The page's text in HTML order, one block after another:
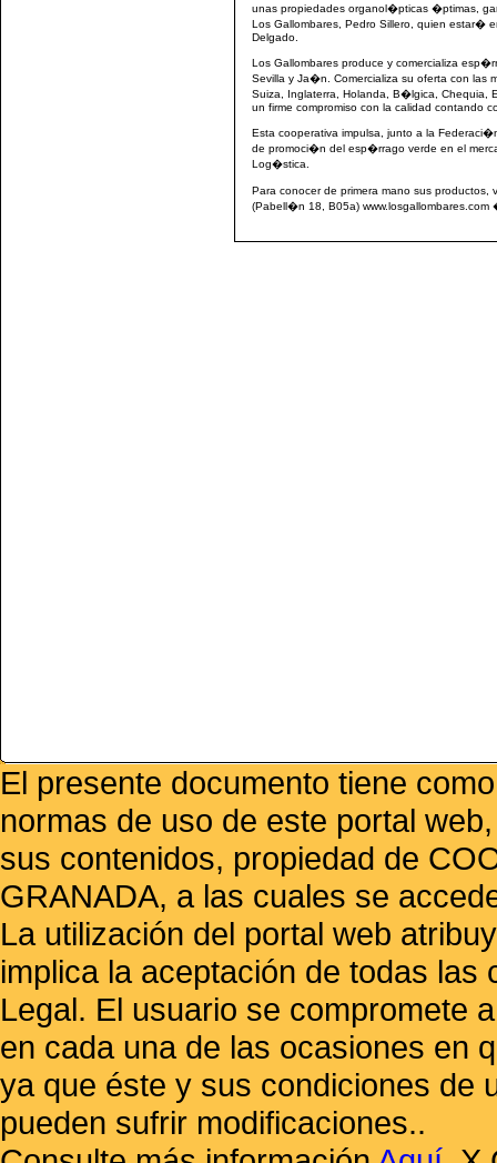
unas propiedades organol�pticas �ptimas,
Los Gallombares, Pedro Sillero, quien estar�
Delgado.
Los Gallombares produce y comercializa
Sevilla y Ja�n. Comercializa su oferta con las
Suiza, Inglaterra, Holanda, B�lgica, Chequia,
un firme compromiso con la calidad contando
Esta cooperativa impulsa, junto a la
de promoci�n del esp�rrago verde en el
Log�stica.
Para conocer de primera mano sus
(Pabell�n 18, B05a) www.losgallombares.com
El presente documento tiene
normas de uso de este portal
sus contenidos, propiedad de
GRANADA, a las cuales se
La utilización del portal web
implica la aceptación de todas
Legal. El usuario se compromete
en cada una de las ocasiones en
ya que éste y sus condiciones de
pueden sufrir modificaciones..